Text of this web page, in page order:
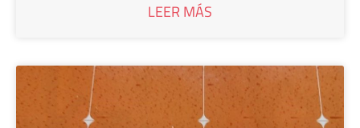
LEER MÁS